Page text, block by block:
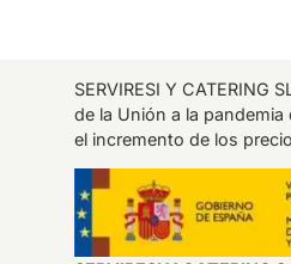
SERVIRESI Y
de la Unión a la
el incremento de los